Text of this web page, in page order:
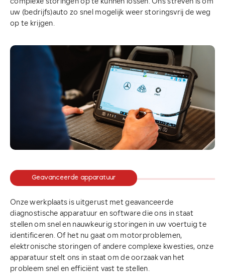
Contact
Contact
info@vervoortauto.nl
0413 – 47 23 64
Adres
Autobedrijf Vervoort
Schietbergweg 2
5492 TH Sint-Oedenrode
complexe storingen op te kunnen lossen. Ons streven is om
uw (bedrijfs)auto zo snel mogelijk weer storingsvrij de weg
op te krijgen.
Geavanceerde apparatuur
Onze werkplaats is uitgerust met geavanceerde
diagnostische apparatuur en software die ons in staat
stellen om snel en nauwkeurig storingen in uw voertuig te
identificeren. Of het nu gaat om motorproblemen,
elektronische storingen of andere complexe kwesties, onze
apparatuur stelt ons in staat om de oorzaak van het
probleem snel en efficiënt vast te stellen.